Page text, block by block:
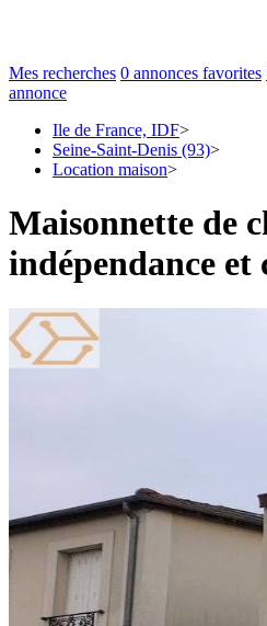
Mes recherches 0 annonces favorites
annonce
Ile de France, IDF>
Seine-Saint-Denis (93)>
Location maison>
Maisonnette de
indépendance